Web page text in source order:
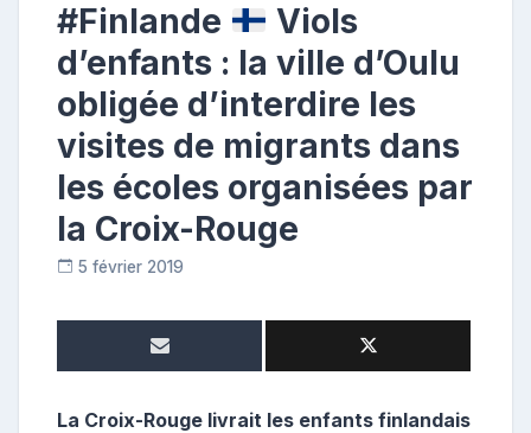
#Finlande
Viols
d’enfants : la ville d’Oulu
obligée d’interdire les
visites de migrants dans
les écoles organisées par
la Croix-Rouge
5 février 2019
o
i
La Croix-Rouge livrait les enfants finlandais